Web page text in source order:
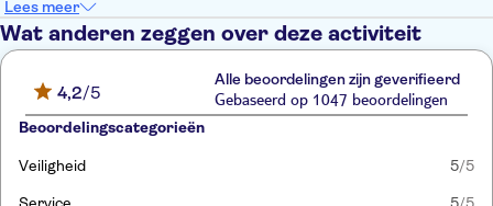
Lees meer
Wat anderen zeggen over deze activiteit
4,2/5
Alle beoordelingen zijn geverifieerd
Gebaseerd op 1047 beoordelingen
Beoordelingscategorieën
Veiligheid 5/5